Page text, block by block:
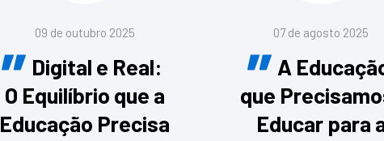
09 de outubro 2025
Digital e Real:
O Equilíbrio que a
Educação Precisa
07 de agosto 2025
A
que
Educar para